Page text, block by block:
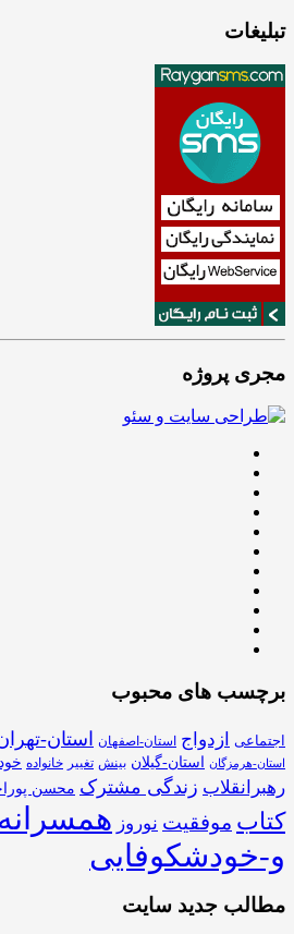
تبلیغات
مجری پروژه
برچسب های محبوب
اجتماعی ازدواج استان-اصفهان استان-
استان-هرمزگان استان-گیلان بینش تغییر خانواده
رهبرانقلاب زندگی مشترک محسن
کتاب موفقیت نوروز همسرانه
و-خودشکوفایی
مطالب جدید سایت